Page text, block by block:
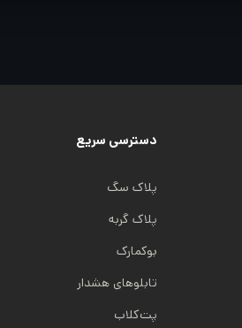
دسترسی سریع
پلاک سگ
پلاک گربه
بوکمارک
تابلوهای هشدار
پت‌کلاب